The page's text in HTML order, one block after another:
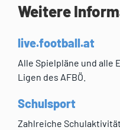
Weitere
live.football.at
Alle Spielpläne und alle
Ligen des AFBÖ.
Schulsport
Zahlreiche